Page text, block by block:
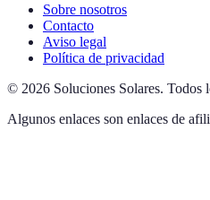
Sobre nosotros
Contacto
Aviso legal
Política de privacidad
© 2026 Soluciones Solares. Todos
Algunos enlaces son enlaces de